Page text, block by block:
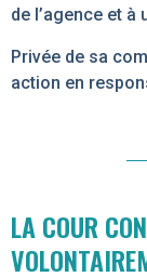
de l’agence et à
Privée de sa
action en
LA COUR